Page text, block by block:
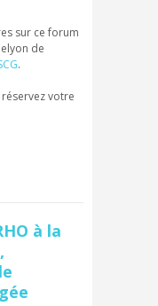
sur ce forum
de
.
votre
à la